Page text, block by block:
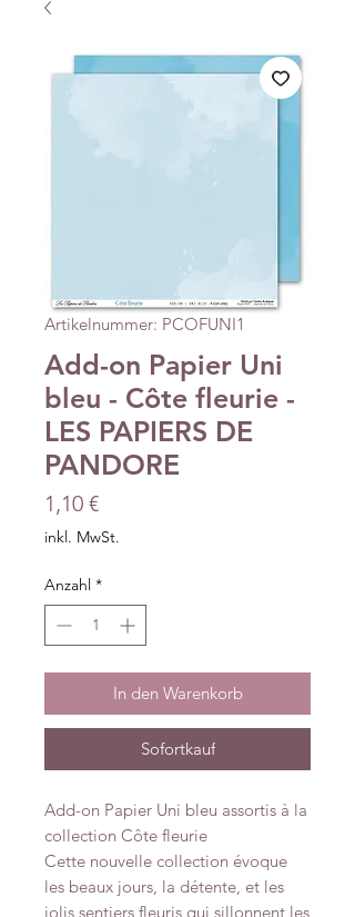
Artikelnummer: PCOFUNI1
Add-on Papier Uni
bleu - Côte fleurie -
LES PAPIERS DE
PANDORE
1,10 €Preis
inkl. MwSt.
Anzahl *
In den Warenkorb
Sofortkauf
Add-on Papier Uni bleu assortis à la
collection Côte fleurie
Cette nouvelle collection évoque
les beaux jours, la détente, et les
jolis sentiers fleuris qui sillonnent les